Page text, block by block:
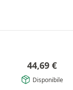
44,69 €
Disponibile